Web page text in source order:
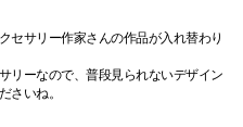
セサリー作家さんの作品が入れ替わり
リーなので、普段見られないデザイン
いね。